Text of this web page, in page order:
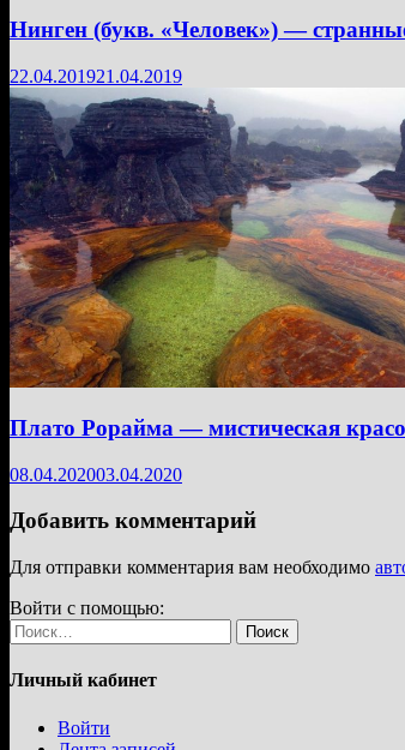
Нинген (букв. «Человек») —
22.04.201921.04.2019
Плато Рорайма — мистическая
08.04.202003.04.2020
Добавить комментарий
Для отправки комментария вам необходимо
Войти с помощью:
Найти:
Личный кабинет
Войти